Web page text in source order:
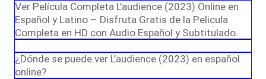
Ver Película Completa L’audience (2023) Online en
Español y Latino – Disfruta Gratis de la Pelicula
Completa en HD con Audio Español y Subtitulado.
¿Dónde se puede ver L’audience (2023) en español
online?